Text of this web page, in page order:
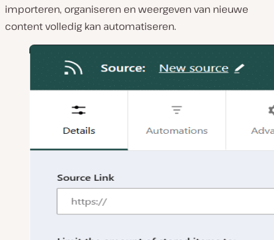
importeren, organiseren en weergeven van nieuwe
content volledig kan automatiseren.